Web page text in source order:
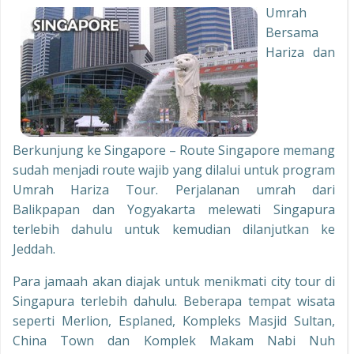
Umrah
Bersama
Hariza dan
Berkunjung ke Singapore – Route Singapore memang
sudah menjadi route wajib yang dilalui untuk program
Umrah Hariza Tour. Perjalanan umrah dari
Balikpapan dan Yogyakarta melewati Singapura
terlebih dahulu untuk kemudian dilanjutkan ke
Jeddah.
Para jamaah akan diajak untuk menikmati city tour di
Singapura terlebih dahulu. Beberapa tempat wisata
seperti Merlion, Esplaned, Kompleks Masjid Sultan,
China Town dan Komplek Makam Nabi Nuh